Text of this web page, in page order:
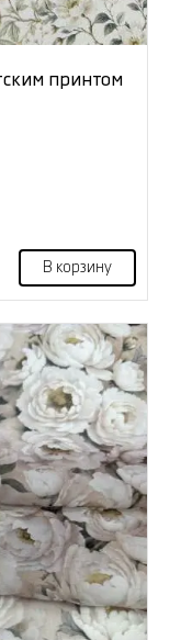
принтом
В корзину